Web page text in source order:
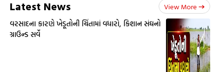
Latest News View More
વરસાદના કારણે ખેડૂતોની ચિંતામાં વધારો, કિશાન સંઘનો
ગ્રાઉન્ડ સર્વે